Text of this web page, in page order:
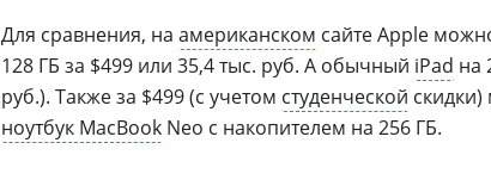
Для сравнения, на американском сайте Apple
128 ГБ за $499 или 35,4 тыс. руб. А обычный iPad на
руб.). Также за $499 (с учетом студенческой
ноутбук MacBook Neo с накопителем на 256 ГБ.